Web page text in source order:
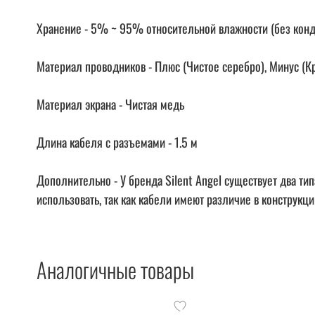
Хранение - 5% ~ 95% относительной влажности (без
Материал проводников - Плюс (Чистое серебро), Минус
Материал экрана - Чистая медь
Длина кабеля с разъемами - 1.5 м
Дополнительно - У бренда Silent Angel существует два
использовать, так как кабели имеют различие в
Аналогичные товары